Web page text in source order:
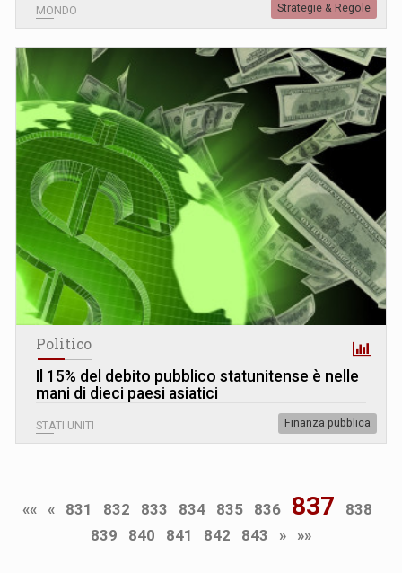
MONDO Strategie & Regole
Politico
Il 15% del debito pubblico statunitense è nelle
mani di dieci paesi asiatici
STATI UNITI Finanza pubblica
«« « 831 832 833 834 835 836 837
838
839
840 841 842 843 » »»